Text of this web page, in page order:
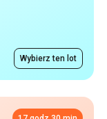
Wybierz ten lot